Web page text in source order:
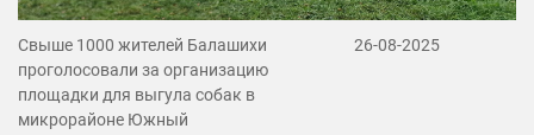
Свыше 1000 жителей Балашихи
проголосовали за организацию
площадки для выгула собак в
микрорайоне Южный
26-08-2025